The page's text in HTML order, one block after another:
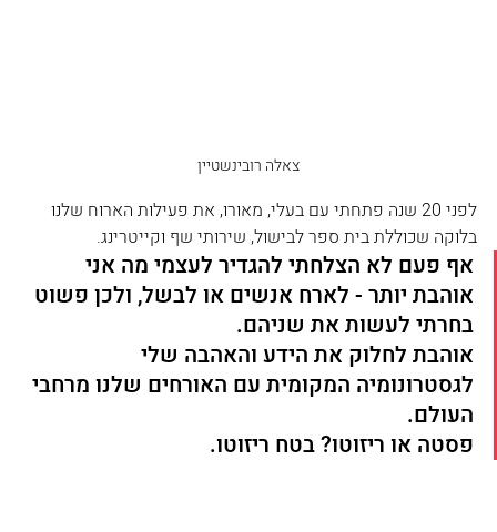
צאלה רובינשטיין
לפני 20 שנה פתחתי עם בעלי, מאורו, את פעילות הארוח שלנו
בלוקה שכוללת בית ספר לבישול, שירותי שף וקייטרינג.
אף פעם לא הצלחתי להגדיר לעצמי מה אני
אוהבת יותר - לארח אנשים או לבשל, ולכן פשוט
בחרתי לעשות את שניהם.
אוהבת לחלוק את הידע והאהבה שלי
לגסטרונומיה המקומית עם האורחים שלנו מרחבי
העולם.
פסטה או ריזוטו? בטח ריזוטו.